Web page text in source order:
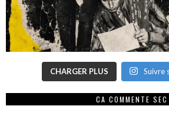
CHARGER PLUS Suivre
CA COMMENTE SEC